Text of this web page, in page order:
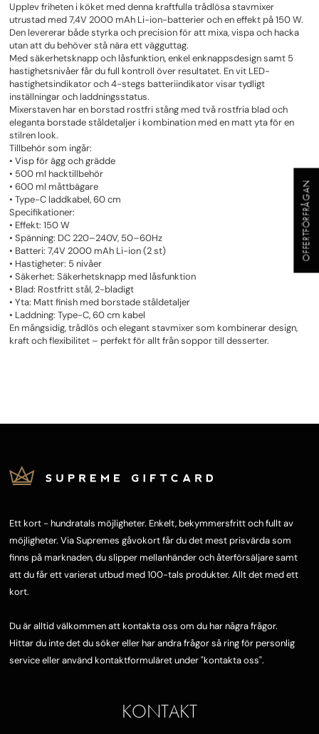
Upplev friheten i köket med denna kraftfulla trådlösa stavmixer
utrustad med 7,4V 2000 mAh Li-ion-batterier och en effekt på 150 W.
Den levererar både styrka och precision för att mixa, vispa och hacka
utan att du behöver stå nära ett vägguttag.
Med säkerhetsknapp och låsfunktion, enkel enknappsdesign samt 5
hastighetsnivåer får du full kontroll över resultatet. En vit LED-
hastighetsindikator och 4-stegs batteriindikator visar tydligt
inställningar och laddningsstatus.
Mixerstaven har en borstad rostfri stång med två rostfria blad och
eleganta borstade ståldetaljer i kombination med en matt yta för en
stilren look.
Tillbehör som ingår:
• Visp för ägg och grädde
• 500 ml hacktillbehör
• 600 ml måttbägare
• Type-C laddkabel, 60 cm
Specifikationer:
• Effekt: 150 W
• Spänning: DC 220–240V, 50–60Hz
• Batteri: 7,4V 2000 mAh Li-ion (2 st)
• Hastigheter: 5 nivåer
• Säkerhet: Säkerhetsknapp med låsfunktion
• Blad: Rostfritt stål, 2-bladigt
• Yta: Matt finish med borstade ståldetaljer
• Laddning: Type-C, 60 cm kabel
En mångsidig, trådlös och elegant stavmixer som kombinerar design,
kraft och flexibilitet – perfekt för allt från soppor till desserter.
Ett kort - hundratals möjligheter. Enkelt, bekymmersfritt och fullt av
möjligheter. Via Supremes gåvokort får du det mest prisvärda som
finns på marknaden, du slipper mellanhänder och återförsäljare samt
att du får ett varierat utbud med 100-tals produkter. Allt det med ett
kort.
Du är alltid välkommen att kontakta oss om du har några frågor.
Hittar du inte det du söker eller har andra frågor så ring för personlig
service eller använd kontaktformuläret under "kontakta oss".
KONTAKT
OFFERTFÖRFRÅGAN